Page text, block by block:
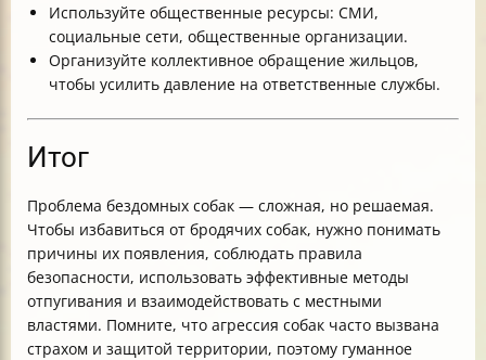
Используйте общественные ресурсы: СМИ,
социальные сети, общественные организации.
Организуйте коллективное обращение жильцов,
чтобы усилить давление на ответственные службы.
Итог
Проблема бездомных собак — сложная, но решаемая.
Чтобы избавиться от бродячих собак, нужно понимать
причины их появления, соблюдать правила
безопасности, использовать эффективные методы
отпугивания и взаимодействовать с местными
властями. Помните, что агрессия собак часто вызвана
страхом и защитой территории, поэтому гуманное